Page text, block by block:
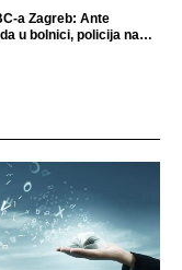
a Zagreb: Ante
u bolnici, policija na